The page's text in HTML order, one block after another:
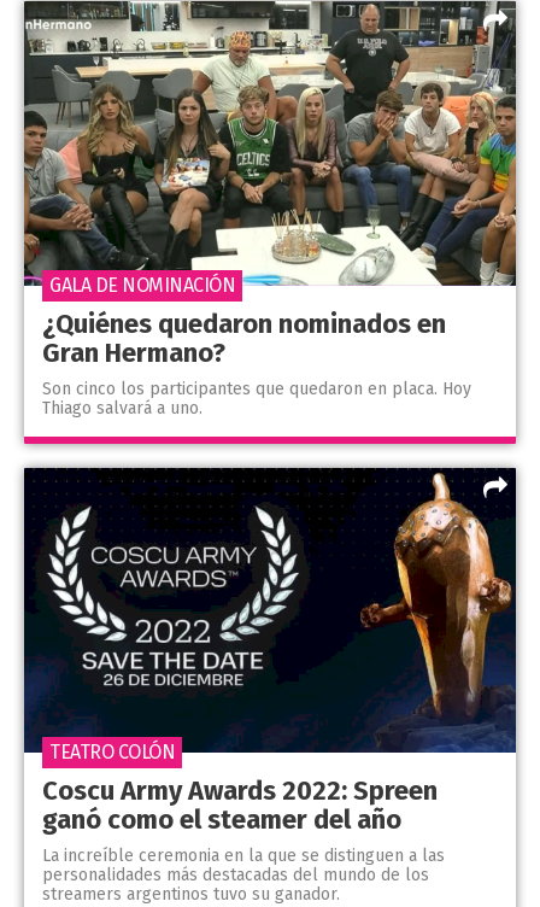
¿Quiénes quedaron nominados en
Gran Hermano?
Son cinco los participantes que quedaron en placa. Hoy
Thiago salvará a uno.
GALA DE NOMINACIÓN
Coscu Army Awards 2022: Spreen
ganó como el steamer del año
La increíble ceremonia en la que se distinguen a las
personalidades más destacadas del mundo de los
streamers argentinos tuvo su ganador.
TEATRO COLÓN